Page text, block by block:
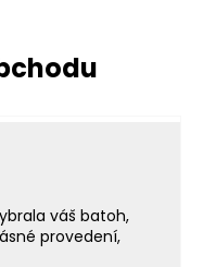
5 z 5 hvězdiček.
váš batoh,
provedení,